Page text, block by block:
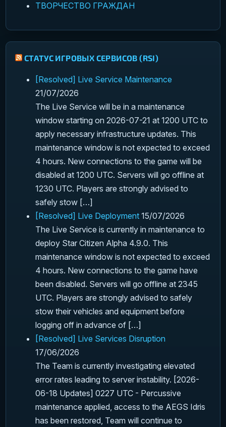
ТВОРЧЕСТВО ГРАЖДАН
СТАТУС ИГРОВЫХ СЕРВИСОВ (RSI)
[Resolved] Live Service Maintenance
21/07/2026
The Live Service will be in a maintenance
window starting on 2026-07-21 at 1200 UTC to
apply necessary infrastructure updates. This
maintenance window is not expected to exceed
4 hours. New connections to the game will be
disabled at 1200 UTC. Servers will go offline at
1230 UTC. Players are strongly advised to
safely stow […]
[Resolved] Live Deployment 15/07/2026
The Live Service is currently in maintenance to
deploy Star Citizen Alpha 4.9.0. This
maintenance window is not expected to exceed
4 hours. New connections to the game have
been disabled. Servers will go offline at 2345
UTC. Players are strongly advised to safely
stow their vehicles and equipment before
logging off in advance of […]
[Resolved] Live Services Disruption
17/06/2026
The Team is currently investigating elevated
error rates leading to server instability. [2026-
06-18 Updates] 0227 UTC - Percussive
maintenance applied, access to the AEGS Idris
has been restored, Team will continue to